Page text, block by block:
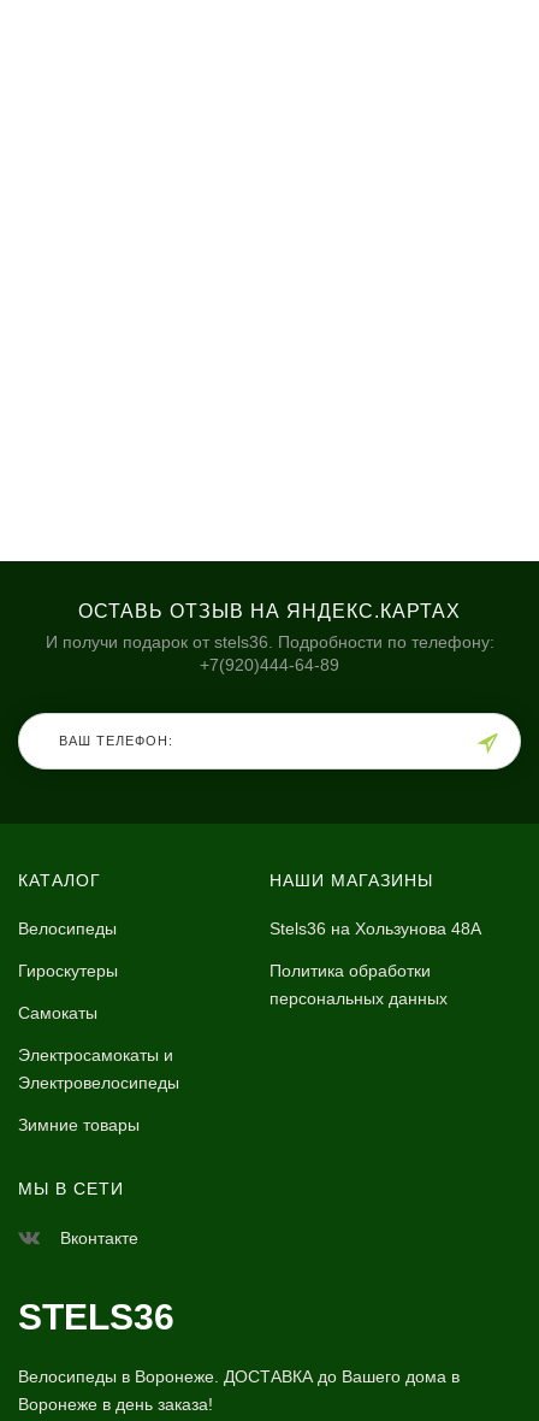
ОСТАВЬ ОТЗЫВ НА ЯНДЕКС.КАРТАХ
И получи подарок от stels36. Подробности по телефону:
+7(920)444-64-89
КАТАЛОГ
Велосипеды
Гироскутеры
Самокаты
Электросамокаты и
Электровелосипеды
Зимние товары
НАШИ МАГАЗИНЫ
Stels36 на Хользунова 48А
Политика обработки
персональных данных
МЫ В СЕТИ
Вконтакте
STELS36
Велосипеды в Воронеже. ДОСТАВКА до Вашего дома в
Воронеже в день заказа!